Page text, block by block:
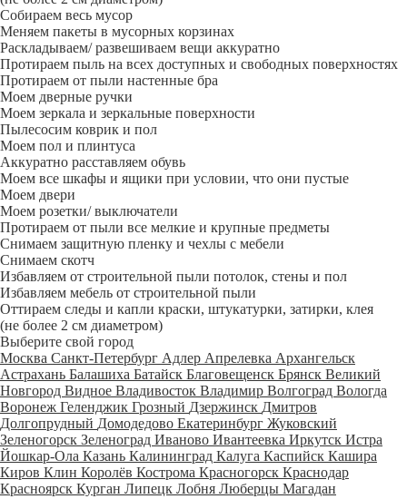
Собираем весь мусор
Меняем пакеты в мусорных корзинах
Раскладываем/ развешиваем вещи аккуратно
Протираем пыль на всех доступных и свободных поверхностях
Протираем от пыли настенные бра
Моем дверные ручки
Моем зеркала и зеркальные поверхности
Пылесосим коврик и пол
Моем пол и плинтуса
Аккуратно расставляем обувь
Моем все шкафы и ящики при условии, что они пустые
Моем двери
Моем розетки/ выключатели
Протираем от пыли все мелкие и крупные предметы
Снимаем защитную пленку и чехлы с мебели
Снимаем скотч
Избавляем от строительной пыли потолок, стены и пол
Избавляем мебель от строительной пыли
Оттираем следы и капли краски, штукатурки, затирки, клея
(не более 2 см диаметром)
Выберите свой город
Москва Санкт-Петербург Адлер Апрелевка Архангельск
Астрахань Балашиха Батайск Благовещенск Брянск Великий
Новгород Видное Владивосток Владимир Волгоград Вологда
Воронеж Геленджик Грозный Дзержинск Дмитров
Долгопрудный Домодедово Екатеринбург Жуковский
Зеленогорск Зеленоград Иваново Ивантеевка Иркутск Истра
Йошкар-Ола Казань Калининград Калуга Каспийск Кашира
Киров Клин Королёв Кострома Красногорск Краснодар
Красноярск Курган Липецк Лобня Люберцы Магадан